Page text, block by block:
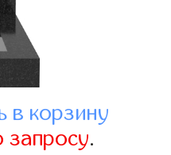
в корзину
запросу.